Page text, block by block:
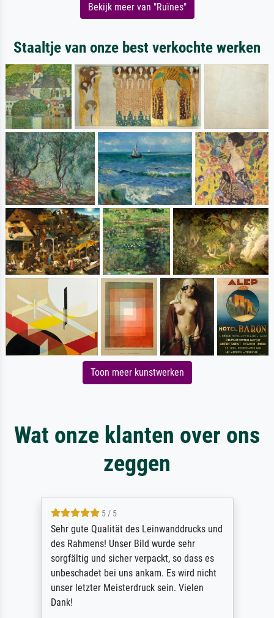
Bekijk meer van "Ruïnes"
Staaltje van onze best verkochte werken
Toon meer kunstwerken
Wat onze klanten over ons
zeggen
5 / 5
Sehr gute Qualität des Leinwanddrucks und
des Rahmens! Unser Bild wurde sehr
sorgfältig und sicher verpackt, so dass es
unbeschadet bei uns ankam. Es wird nicht
unser letzter Meisterdruck sein. Vielen
Dank!